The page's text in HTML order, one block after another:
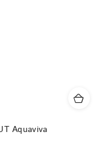
Aquaviva